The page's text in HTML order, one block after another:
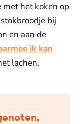
het koken op
bij
en aan de
ik kan
lachen.